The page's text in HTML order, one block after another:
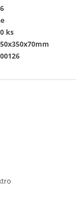
ks